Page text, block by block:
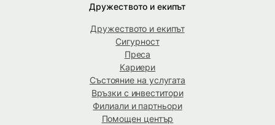
Дружеството и екипът
Дружеството и екипът
Сигурност
Преса
Кариери
Състояние на услугата
Връзки с инвеститори
Филиали и партньори
Помощен център